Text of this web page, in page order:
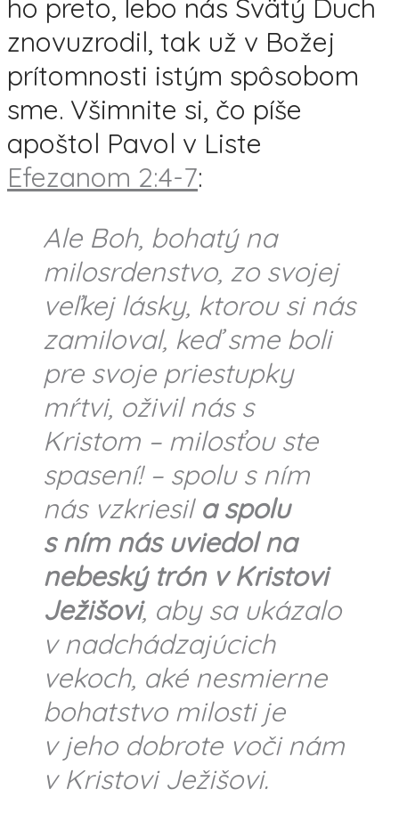
ho preto, lebo nás Svätý Duch
znovuzrodil, tak už v Božej
prítomnosti istým spôsobom
sme. Všimnite si, čo píše
apoštol Pavol v Liste
Efezanom 2:4-7:
Ale Boh, bohatý na
milosrdenstvo, zo svojej
veľkej lásky, ktorou si nás
zamiloval, keď sme boli
pre svoje priestupky
mŕtvi, oživil nás s
Kristom – milosťou ste
spasení! – spolu s ním
nás vzkriesil a spolu
s ním nás uviedol na
nebeský trón v Kristovi
Ježišovi, aby sa ukázalo
v nadchádzajúcich
vekoch, aké nesmierne
bohatstvo milosti je
v jeho dobrote voči nám
v Kristovi Ježišovi.